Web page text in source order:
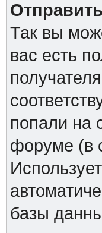
Так вы
вас есть
попали на
форуме (в
базы